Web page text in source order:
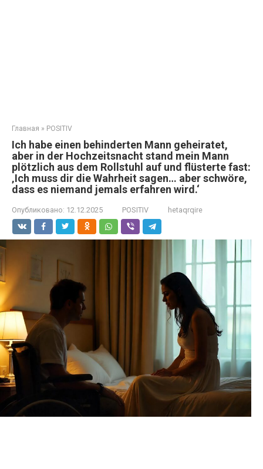
Главная » POSITIV
Ich habe einen behinderten Mann geheiratet,
aber in der Hochzeitsnacht stand mein Mann
plötzlich aus dem Rollstuhl auf und flüsterte fast:
‚Ich muss dir die Wahrheit sagen… aber schwöre,
dass es niemand jemals erfahren wird.‘
Опубликовано: 12.12.2025 POSITIV hetaqrqire